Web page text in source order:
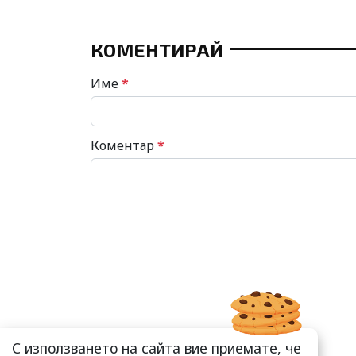
КОМЕНТИРАЙ
Име*
Коментар*
С използването на сайта вие приемате, че